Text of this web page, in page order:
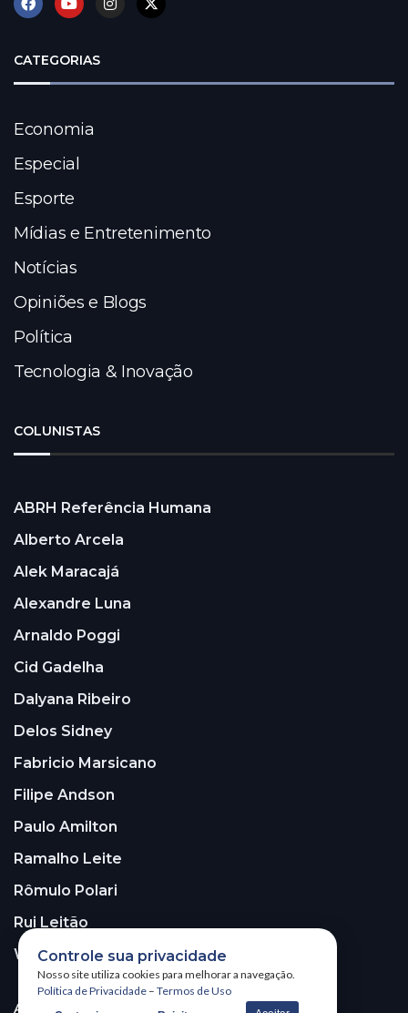
CATEGORIAS
Economia
Especial
Esporte
Mídias e Entretenimento
Notícias
Opiniões e Blogs
Política
Tecnologia & Inovação
COLUNISTAS
ABRH Referência Humana
Alberto Arcela
Alek Maracajá
Alexandre Luna
Arnaldo Poggi
Cid Gadelha
Dalyana Ribeiro
Delos Sidney
Fabricio Marsicano
Filipe Andson
Paulo Amilton
Ramalho Leite
Rômulo Polari
Rui Leitão
Walter Santos
ASSINE A NOSSA NEWSLETTER!
Controle sua privacidade
Nosso site utiliza cookies para melhorar a navegação.
Política de Privacidade – Termos de Uso